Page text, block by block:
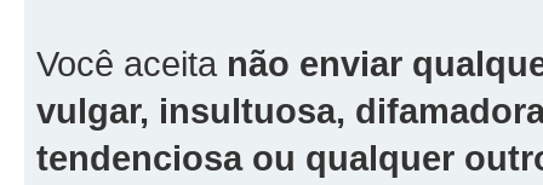
Você aceita não enviar
vulgar, insultuosa,
tendenciosa ou qualquer